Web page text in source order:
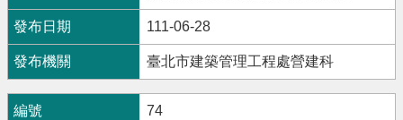
111-06-28
臺北市建築管理工程處營建科
74